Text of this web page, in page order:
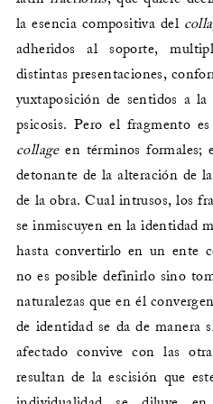
la esencia compositiva del
adheridos al soporte,
distintas presentaciones,
yuxtaposición de sentidos a
psicosis. Pero el fragmento
collageen términos formales;
detonante de la alteración de
de la obra. Cual intrusos, los
se inmiscuyen en la identidad
hasta convertirlo en un ente
no es posible definirlo sino
naturalezas que en él
de identidad se da de manera
afectado convive con las
resultan de la escisión que